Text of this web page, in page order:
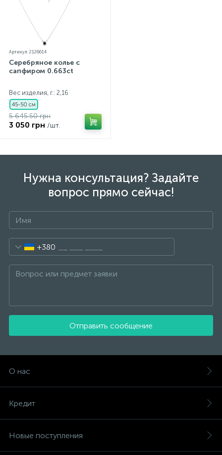
Артикул: 2126614
Серебряное колье с
сапфиром 0.663ct
Вес изделия, г.: 2,16
45-50 см
5 645.50 грн
3 050 грн /шт.
Нужна консультация? Задайте
вопрос прямо сейчас!
+380
Отправить сообщение
О нас
Кредит
Новые поступления